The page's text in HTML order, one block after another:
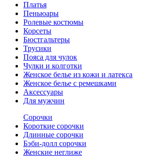
Платья
Пеньюары
Ролевые костюмы
Корсеты
Бюстгальтеры
Трусики
Пояса для чулок
Чулки и колготки
Женское белье из кожи и латекса
Женское белье с ремешками
Аксессуары
Для мужчин
Сорочки
Короткие сорочки
Длинные сорочки
Бэби-долл сорочки
Женские неглиже